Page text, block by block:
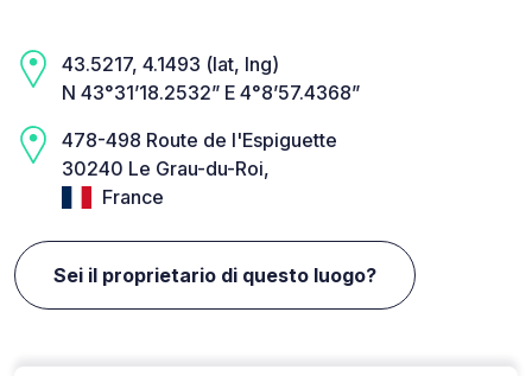
43.5217, 4.1493 (lat, lng)
N 43°31’18.2532” E 4°8’57.4368”
478-498 Route de l'Espiguette
30240 Le Grau-du-Roi,
France
Sei il proprietario di questo luogo?